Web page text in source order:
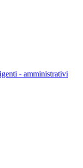
- amministrativi